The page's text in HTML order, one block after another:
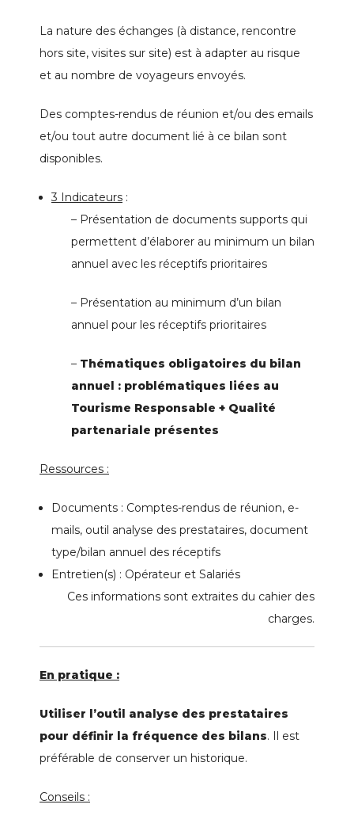
La nature des échanges (à distance, rencontre
hors site, visites sur site) est à adapter au risque
et au nombre de voyageurs envoyés.
Des comptes-rendus de réunion et/ou des emails
et/ou tout autre document lié à ce bilan sont
disponibles.
3 Indicateurs :
– Présentation de documents supports qui
permettent d’élaborer au minimum un bilan
annuel avec les réceptifs prioritaires
– Présentation au minimum d’un bilan
annuel pour les réceptifs prioritaires
– Thématiques obligatoires du bilan
annuel : problématiques liées au
Tourisme Responsable + Qualité
partenariale présentes
Ressources :
Documents : Comptes-rendus de réunion, e-
mails, outil analyse des prestataires, document
type/bilan annuel des réceptifs
Entretien(s) : Opérateur et Salariés
Ces informations sont extraites du cahier des
charges.
En pratique :
Utiliser l’outil analyse des prestataires
pour définir la fréquence des bilans. Il est
préférable de conserver un historique.
Conseils :